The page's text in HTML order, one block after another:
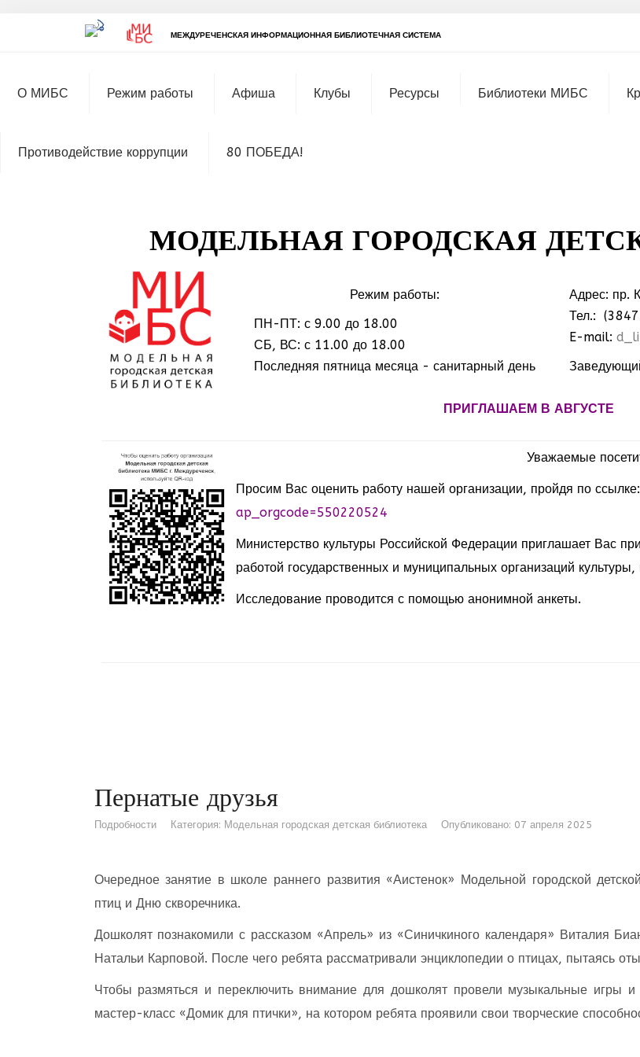
МЕЖДУРЕЧЕНСКАЯ ИНФОРМАЦИОННАЯ БИБЛИОТЕЧНАЯ СИСТЕМА
О МИБС Режим работы Афиша Клубы Ресурсы Библиотеки МИБС
Противодействие коррупции 80 ПОБЕДА!
МОДЕЛЬНАЯ ГОРОДСКАЯ
Режим работы:
ПН-ПТ: с 9.00 до 18.00
СБ, ВС: с 11.00 до 18.00
Последняя пятница месяца - санитарный день
Адрес: пр.
Тел.:
E-mail:
ПРИГЛАШАЕМ В АВГУСТЕ
Уважаемые
Просим Вас оценить работу нашей организации, пройдя по ссылке:
ap_orgcode=550220524
Министерство культуры Российской Федерации приглашает Вас
работой государственных и муниципальных организаций культуры,
Исследование проводится с помощью анонимной анкеты.
Пернатые друзья
Подробности Категория: Модельная городская детская библиотека Опубликовано: 07 апреля 2025
Очередное занятие в школе раннего развития «Аистенок» Модельной городской
птиц и Дню скворечника.
Дошколят познакомили с рассказом «Апрель» из «Синичкиного календаря» Виталия
Натальи Карповой. После чего ребята рассматривали энциклопедии о птицах, пытаясь
Чтобы размяться и переключить внимание для дошколят провели музыкальные игры
мастер-класс «Домик для птички», на котором ребята проявили свои творческие